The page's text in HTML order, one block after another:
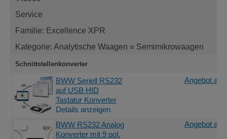
Service
Familie: Excellence XPR
Kategorie: Analytische Waagen » Semimikrowaagen
Schnittstellenkonverter
BWW Seriell RS232
auf USB HID
Tastatur Konverter
Details anzeigen
Angebot
BWW RS232 Analog
Konverter mit 9 pol.
Angebot